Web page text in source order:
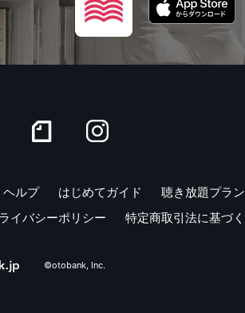
ヘルプ はじめてガイド 聴き放題プラン
イバシーポリシー 特定商取引法に基づ
©otobank, Inc.